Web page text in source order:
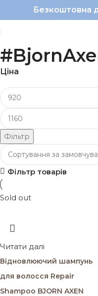
Безкоштовна
Ціна
Фільтр
Фільтр товарів
Sold out
Читати далі
Відновлюючий шампунь
для волосся Repair
Shampoo BJORN AXEN